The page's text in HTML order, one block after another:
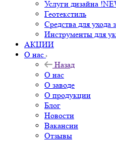
Услуги дизайна
Геотекстиль
Средства для ухода
Инструменты для
АКЦИИ
О нас
Назад
О нас
О заводе
О продукции
Блог
Новости
Вакансии
Отзывы